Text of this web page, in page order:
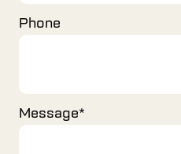
Phone
Message*